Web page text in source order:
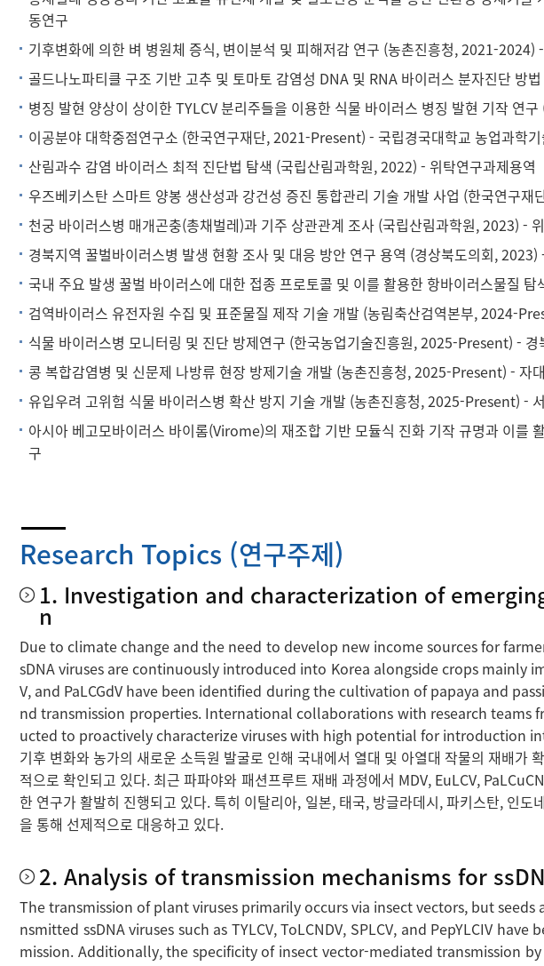
동연구
기후변화에 의한 벼 병원체 증식, 변이분석 및 피해저감 연구 (농촌진흥청, 2021-
골드나노파티클 구조 기반 고추 및 토마토 감염성 DNA 및 RNA 바이러스 분자진단
병징 발현 양상이 상이한 TYLCV 분리주들을 이용한 식물 바이러스 병징 발현 기작 연
이공분야 대학중점연구소 (한국연구재단, 2021-Present) - 국립경국대학교 농업과학
산림과수 감염 바이러스 최적 진단법 탐색 (국립산림과학원, 2022) - 위탁연구과제용역
우즈베키스탄 스마트 양봉 생산성과 강건성 증진 통합관리 기술 개발 사업 (한국연구
천궁 바이러스병 매개곤충(총채벌레)과 기주 상관관계 조사 (국립산림과학원, 2023) -
경북지역 꿀벌바이러스병 발생 현황 조사 및 대응 방안 연구 용역 (경상북도의회, 2023)
국내 주요 발생 꿀벌 바이러스에 대한 접종 프로토콜 및 이를 활용한 항바이러스물질
검역바이러스 유전자원 수집 및 표준물질 제작 기술 개발 (농림축산검역본부, 2024-
식물 바이러스병 모니터링 및 진단 방제연구 (한국농업기술진흥원, 2025-Present) -
콩 복합감염병 및 신문제 나방류 현장 방제기술 개발 (농촌진흥청, 2025-Present) - 자
유입우려 고위험 식물 바이러스병 확산 방지 기술 개발 (농촌진흥청, 2025-Present) -
아시아 베고모바이러스 바이롬(Virome)의 재조합 기반 모듈식 진화 기작 규명과 이
구
Research Topics (연구주제)
1. Investigation and characterization of
n
Due to climate change and the need to develop new income sources for
sDNA viruses are continuously introduced into Korea alongside crops mainly
V, and PaLCGdV have been identified during the cultivation of papaya and
nd transmission properties. International collaborations with research teams
ucted to proactively characterize viruses with high potential for introduction
기후 변화와 농가의 새로운 소득원 발굴로 인해 국내에서 열대 및 아열대 작물의 재배
적으로 확인되고 있다. 최근 파파야와 패션프루트 재배 과정에서 MDV, EuLCV,
한 연구가 활발히 진행되고 있다. 특히 이탈리아, 일본, 태국, 방글라데시, 파키스탄, 인
을 통해 선제적으로 대응하고 있다.
2. Analysis of transmission mechanisms for
The transmission of plant viruses primarily occurs via insect vectors, but
nsmitted ssDNA viruses such as TYLCV, ToLCNDV, SPLCV, and PepYLCIV
mission. Additionally, the specificity of insect vector-mediated transmission